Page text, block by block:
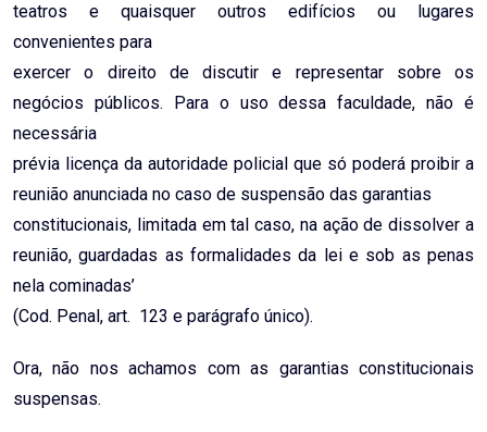
teatros e quaisquer outros edifícios ou lugares
convenientes para
exercer o direito de discutir e representar sobre os
negócios públicos. Para o uso dessa faculdade, não é
necessária
prévia licença da autoridade policial que só poderá proibir a
reunião anunciada no caso de suspensão das garantias
constitucionais, limitada em tal caso, na ação de dissolver a
reunião, guardadas as formalidades da lei e sob as penas
nela cominadas’
(Cod. Penal, art. 123 e parágrafo único).
Ora, não nos achamos com as garantias constitucionais
suspensas.